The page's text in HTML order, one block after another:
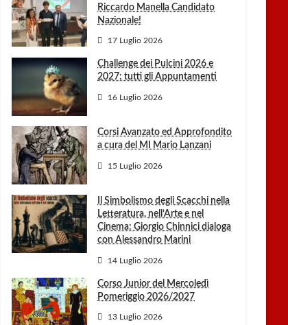
Riccardo Manella Candidato
Nazionale!
17 Luglio 2026
Challenge dei Pulcini 2026 e
2027: tutti gli Appuntamenti
16 Luglio 2026
Corsi Avanzato ed Approfondito
a cura del MI Mario Lanzani
15 Luglio 2026
Il Simbolismo degli Scacchi nella
Letteratura, nell’Arte e nel
Cinema: Giorgio Chinnici dialoga
con Alessandro Marini
14 Luglio 2026
Corso Junior del Mercoledì
Pomeriggio 2026/2027
13 Luglio 2026